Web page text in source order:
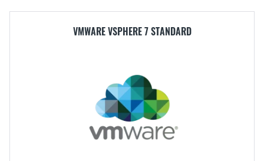
VMWARE VSPHERE 7 STANDARD